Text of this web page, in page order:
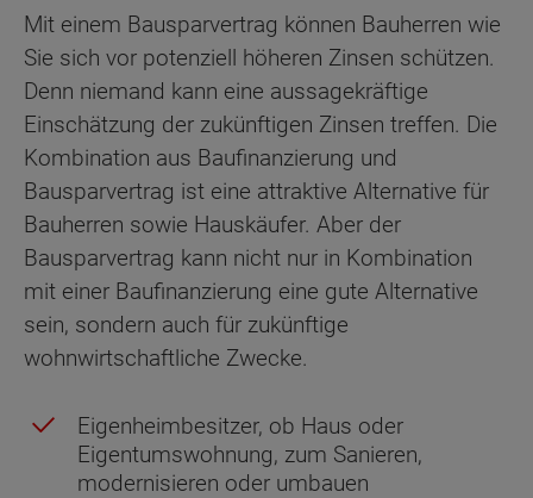
Mit einem Bausparvertrag können Bauherren wie
Sie sich vor potenziell höheren Zinsen schützen.
Denn niemand kann eine aussagekräftige
Einschätzung der zukünftigen Zinsen treffen. Die
Kombination aus Baufinanzierung und
Bausparvertrag ist eine attraktive Alternative für
Bauherren sowie Hauskäufer. Aber der
Bausparvertrag kann nicht nur in Kombination
mit einer Baufinanzierung eine gute Alternative
sein, sondern auch für zukünftige
wohnwirtschaftliche Zwecke.
Eigenheimbesitzer, ob Haus oder
Eigentumswohnung, zum Sanieren,
modernisieren oder umbauen